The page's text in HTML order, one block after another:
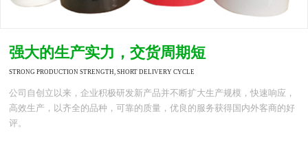
强大的生产实力，交货周期短
STRONG PRODUCTION STRENGTH, SHORT DELIVERY CYCLE
公司自创立以来，企业积极研发新产品并不断扩大生产规模，快速响应，
高效生产，以齐全的品种，可靠的质量，优良的服务获得国内外客商的好
评。